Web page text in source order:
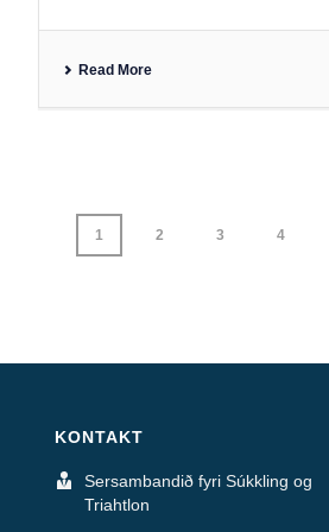
Read More
1 2 3 4
KONTAKT
Sersambandið fyri Súkkling og
Triahtlon